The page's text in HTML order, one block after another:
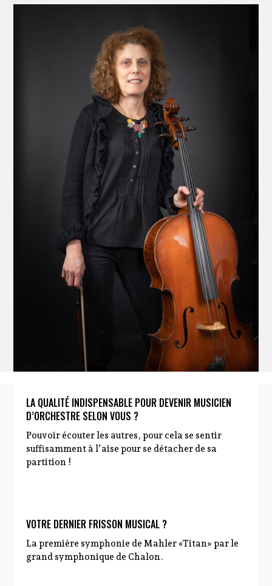
LA QUALITÉ INDISPENSABLE POUR DEVENIR MUSICIEN
D’ORCHESTRE SELON VOUS ?
Pouvoir écouter les autres, pour cela se sentir
suffisamment à l’aise pour se détacher de sa
partition !
VOTRE DERNIER FRISSON MUSICAL ?
La première symphonie de Mahler «Titan» par le
grand symphonique de Chalon.